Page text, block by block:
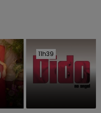
11h39
11h39